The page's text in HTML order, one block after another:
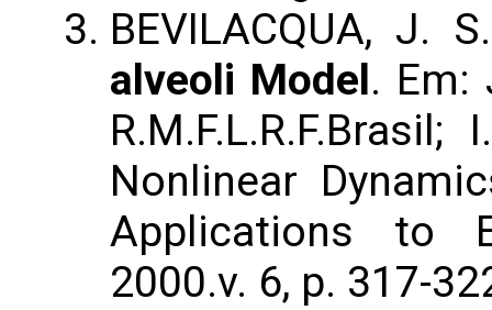
BEVILACQUA, J.
alveoli Model. Em:
R.M.F.L.R.F.Brasil;
Nonlinear
Applications to
2000.v. 6, p. 317-